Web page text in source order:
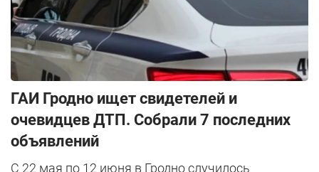
ГАИ Гродно ищет свидетелей и
очевидцев ДТП. Собрали 7 последних
объявлений
С 22 мая по 12 июня в Гродно случилось